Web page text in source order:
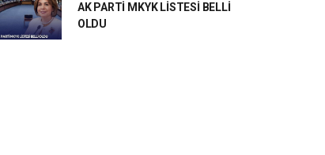
AK PARTİ MKYK LİSTESİ BELLİ
OLDU